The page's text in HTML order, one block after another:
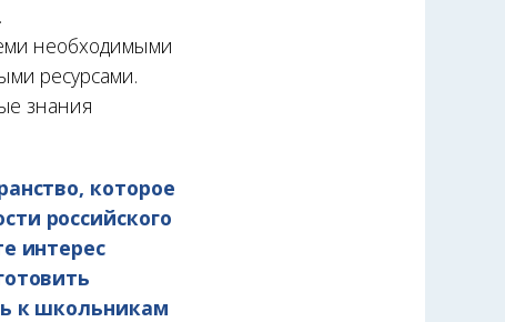
необходимыми
ресурсами.
знания
которое
российского
интерес
к школьникам